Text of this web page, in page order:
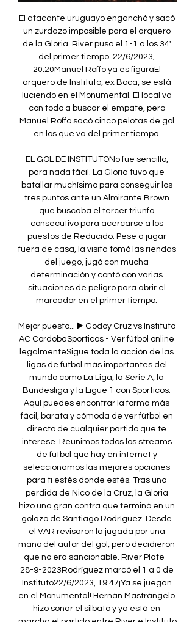
El atacante uruguayo enganchó y sacó
un zurdazo imposible para el arquero
de la Gloria. River puso el 1-1 a los 34'
del primer tiempo. 22/6/2023,
20:20Manuel Roffo ya es figuraEl
arquero de Instituto, ex Boca, se está
luciendo en el Monumental. El local va
con todo a buscar el empate, pero
Manuel Roffo sacó cinco pelotas de gol
en los que va del primer tiempo.
EL GOL DE INSTITUTONo fue sencillo,
para nada fácil. La Gloria tuvo que
batallar muchísimo para conseguir los
tres puntos ante un Almirante Brown
que buscaba el tercer triunfo
consecutivo para acercarse a los
puestos de Reducido. Pese a jugar
fuera de casa, la visita tomó las riendas
del juego, jugó con mucha
determinación y contó con varias
situaciones de peligro para abrir el
marcador en el primer tiempo.
Mejor puesto... ▶️ Godoy Cruz vs Instituto
AC CordobaSporticos - Ver fútbol online
legalmenteSigue toda la acción de las
ligas de fútbol más importantes del
mundo como La Liga, la Serie A, la
Bundesliga y la Ligue 1 con Sporticos.
Aquí puedes encontrar la forma más
fácil, barata y cómoda de ver fútbol en
directo de cualquier partido que te
interese. Reunimos todos los streams
de fútbol que hay en internet y
seleccionamos las mejores opciones
para ti estés donde estés. Tras una
perdida de Nico de la Cruz, la Gloria
hizo una gran contra que terminó en un
golazo de Santiago Rodríguez. Desde
el VAR revisaron la jugada por una
mano del autor del gol, pero decidieron
que no era sancionable. River Plate -
28-9-2023Rodríguez marcó el 1 a 0 de
Instituto22/6/2023, 19:47¡Ya se juegan
en el Monumental! Hernán Mastrángelo
hizo sonar el silbato y ya está en